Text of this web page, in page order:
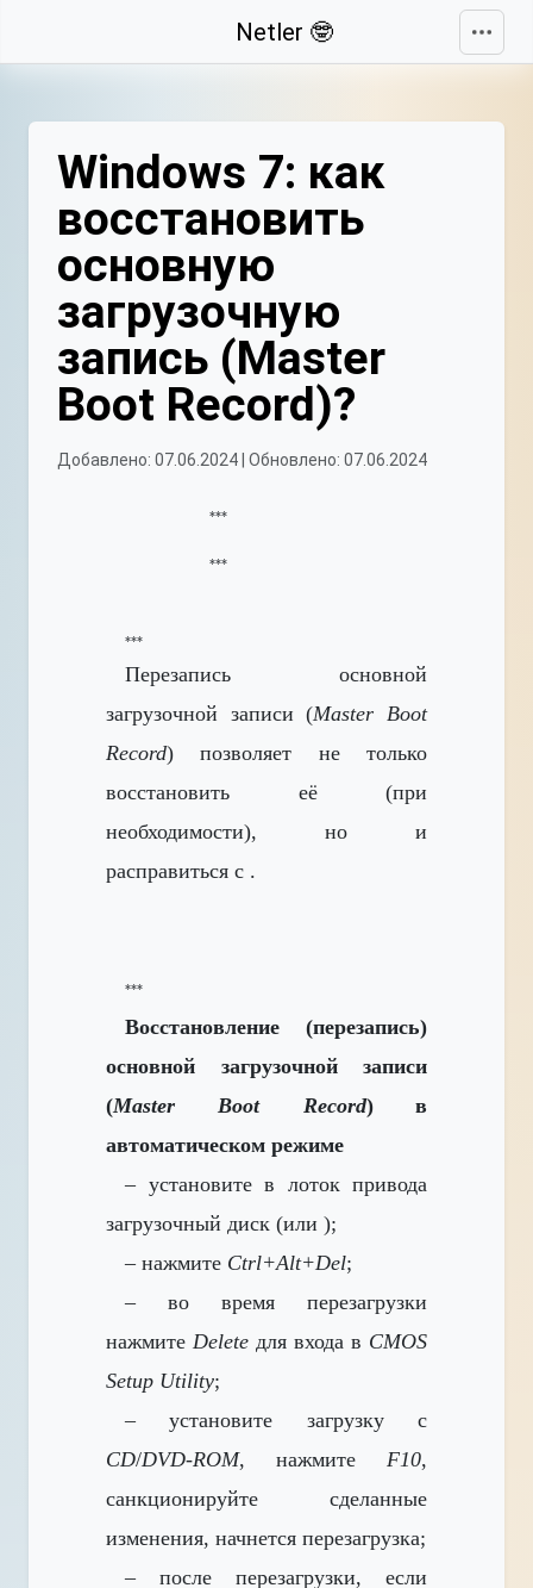
Netler 🤓
Windows 7: как
восстановить
основную
загрузочную
запись (Master
Boot Record)?
Добавлено: 07.06.2024 | Обновлено: 07.06.2024
***
***
***
Перезапись основной
загрузочной записи (Master Boot
Record) позволяет не только
восстановить её (при
необходимости), но и
расправиться с .
***
Восстановление (перезапись)
основной загрузочной записи
(Master Boot Record)
в
автоматическом режиме
– установите в лоток привода
загрузочный диск (или );
– нажмите Ctrl+Alt+Del;
– во время перезагрузки
нажмите Delete для входа в CMOS
Setup Utility;
– установите загрузку с
CD/DVD-ROM, нажмите F10,
санкционируйте сделанные
изменения, начнется перезагрузка;
– после перезагрузки, если